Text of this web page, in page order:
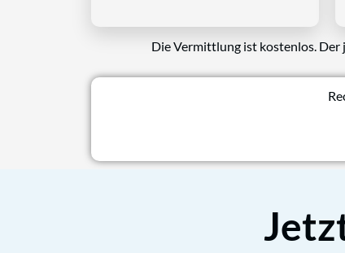
Die Vermittlung ist kostenlos. Der